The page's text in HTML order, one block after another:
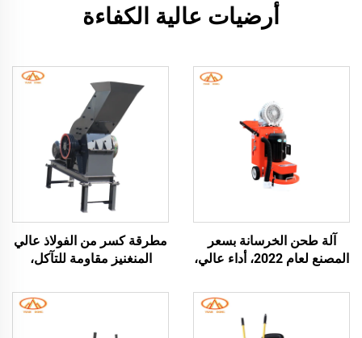
أرضيات عالية الكفاءة
آلة طحن الخرسانة بسعر
المصنع لعام 2022، أداء عالي،
بناء الطرق
مطرقة كسر من الفولاذ عالي
المنغنيز مقاومة للتآكل،
الصلبة، ماكينة كسر بالمطرقة
بمحرك ديزل، جهاز طحن
الزجاج بمطرقة كسر